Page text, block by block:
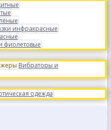
инфракрасные
фиолетовые
Вибраторы и
одежда